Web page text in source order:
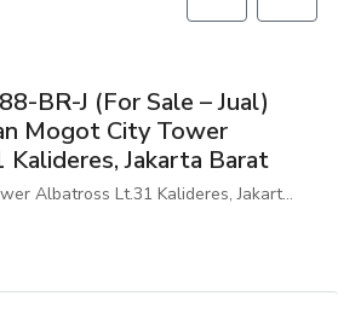
BR-J (For Sale – Jual)
Mogot City Tower
Jakarta Barat
Albatross Lt.31 Kalideres, Jakarta Barat